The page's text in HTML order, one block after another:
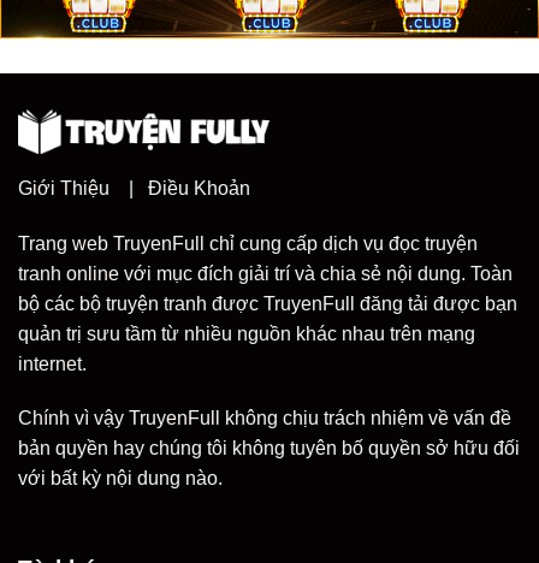
Giới Thiệu Điều Khoản
Trang web TruyenFull chỉ cung cấp dịch vụ đọc truyện
tranh online với mục đích giải trí và chia sẻ nội dung. Toàn
bộ các bộ truyện tranh được TruyenFull đăng tải được bạn
quản trị sưu tầm từ nhiều nguồn khác nhau trên mạng
internet.
Chính vì vậy TruyenFull không chịu trách nhiệm về vấn đề
bản quyền hay chúng tôi không tuyên bố quyền sở hữu đối
với bất kỳ nội dung nào.